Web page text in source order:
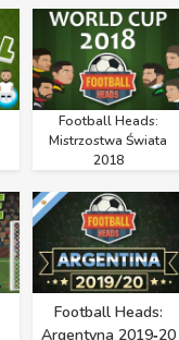
Football Heads:
Mistrzostwa Świata
2018
Football Heads:
Argentyna 2019‑20